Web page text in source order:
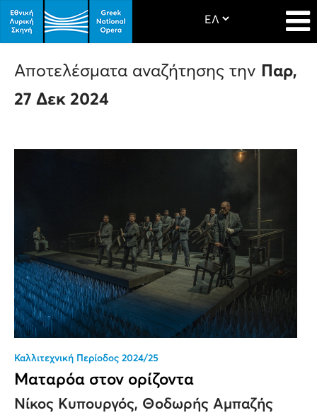
Αποτελέσματα αναζήτησης την Παρ,
27 Δεκ 2024
Καλλιτεχνική Περίοδος 2024/25
Ματαρόα στον ορίζοντα
Νίκος Κυπουργός, Θοδωρής Αμπαζής